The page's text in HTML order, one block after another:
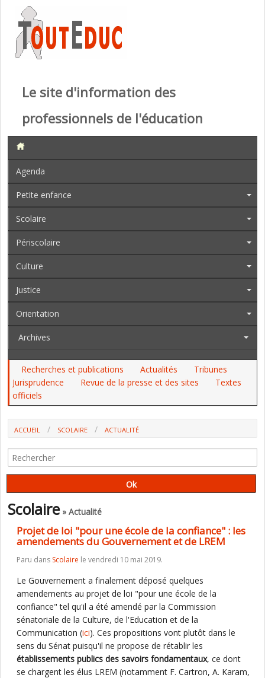
Le site d'information des
professionnels de l'éducation
Agenda
Petite enfance
Scolaire
Périscolaire
Culture
Justice
Orientation
Archives
Recherches et publications Actualités
Tribunes
Jurisprudence
Revue de la presse et des sites
Textes
officiels
ACCUEIL SCOLAIRE
ACTUALITÉ
AMENDEMENTS DU GOUVERNEMENT ET DE LREM
Scolaire» Actualité
Projet de loi "pour une école de la confiance" : les
amendements du Gouvernement et de LREM
Paru dans Scolaire le vendredi 10 mai 2019.
Le Gouvernement a finalement déposé quelques
amendements au projet de loi "pour une école de la
confiance" tel qu'il a été amendé par la Commission
sénatoriale de la Culture, de l'Education et de la
Communication (ici). Ces propositions vont plutôt dans le
sens du Sénat puisqu'il ne propose de rétablir les
établissements publics des savoirs fondamentaux, ce dont
se chargent les élus LREM (notamment F. Cartron, A. Karam,